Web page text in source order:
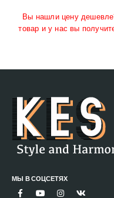
Вы нашли цену
товар и у нас вы
МЫ В СОЦСЕТЯХ